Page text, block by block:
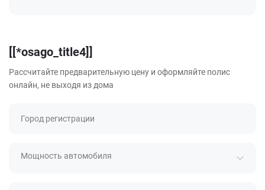
[[*osago_title4]]
Рассчитайте предварительную цену и оформляйте полис
онлайн, не выходя из дома
Город регистрации
Мощность автомобиля